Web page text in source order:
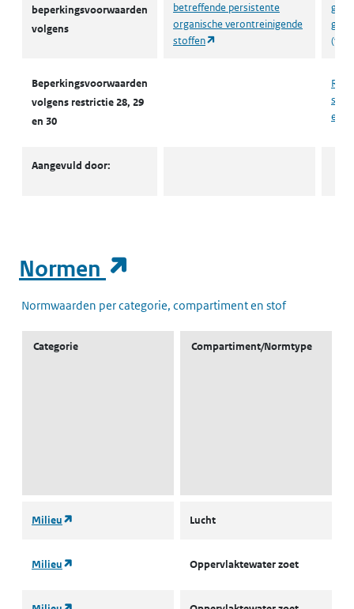
beperkingsvoorwaarden
volgens
betreffende persistente
organische verontreinigende
stoffen
(opent in een nieuw tabblad)
Beperkingsvoorwaarden
volgens restrictie 28, 29
en 30
en/
Aangevuld door:
Aangevuld door::
Normen
Normwaarden per categorie, compartiment en stof
Categorie Compartiment/Normtype
Milieu (opent in een nieuw tabblad)
Lucht
Milieu (opent in een nieuw tabblad)Oppervlaktewater zoet